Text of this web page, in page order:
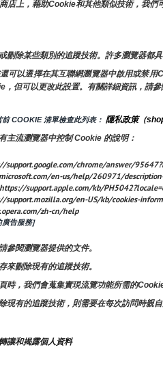
店上，藉助Cookie和其他類似技術，我們
刪除某些類別的追蹤技術。許多瀏覽器都
可以選擇在其互聯網瀏覽器中啟用或禁
但可以更改此設置。有關詳細資訊，請
COOKIE 清單檢查此列表： 隱私政策（
主流瀏覽器中控制 Cookie 的說明：
support.google.com/chrome/answer/
en-us/help/260971/
support.apple.com/kb/
en-US/kb/cookies-
zh-cn/help
廣告服務]
參閱瀏覽器提供的文件。
來刪除現有的追蹤技術。
時，我們會蒐集實現流覽功能所需的
現有的追蹤技術，則需要在每次訪問時親
讓和揭露個人資料